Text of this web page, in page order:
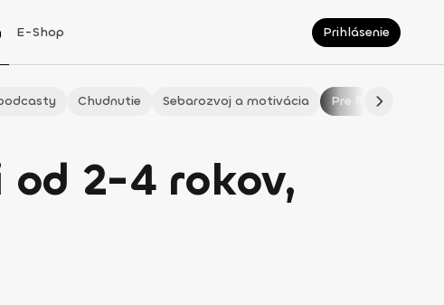
E-Shop Prihlásenie
Chudnutie Sebarozvoj a motivácia Pre fitmaminky
2-4 rokov,